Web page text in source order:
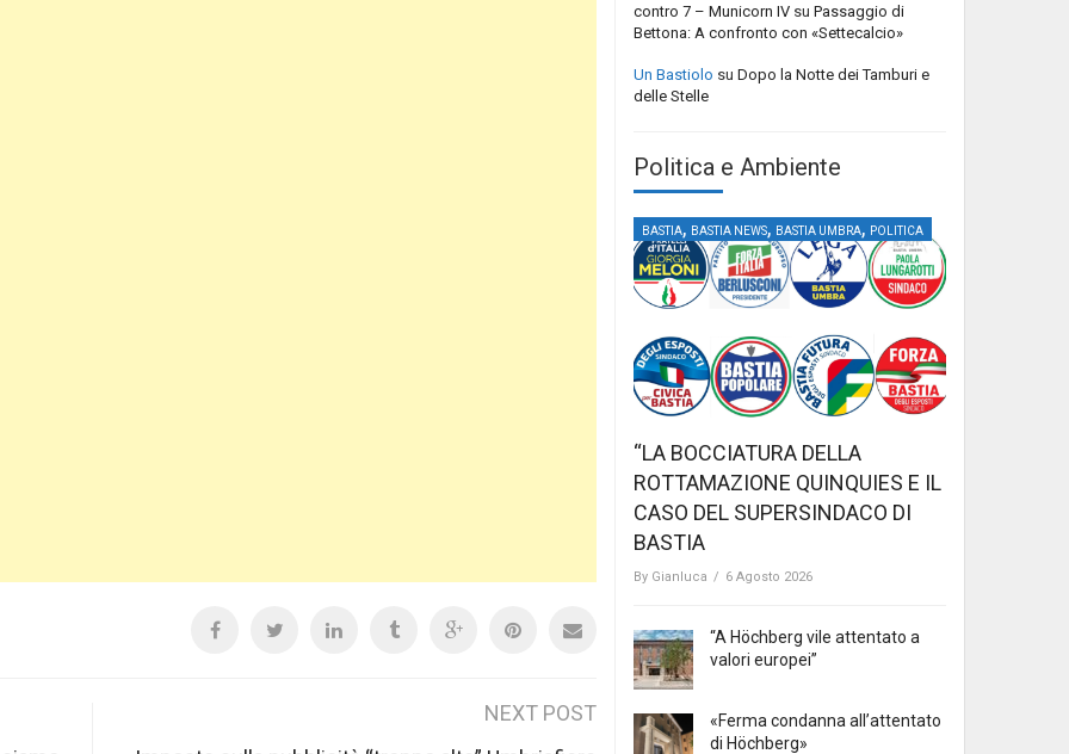
NEXT POST
contro 7 – Municorn IV su Passaggio di
Bettona: A confronto con «Settecalcio»
Un Bastiolo su Dopo la Notte dei Tamburi e
delle Stelle
Politica e Ambiente
BASTIA, BASTIA NEWS, BASTIA UMBRA, POLITICA
“LA BOCCIATURA DELLA
ROTTAMAZIONE QUINQUIES E IL
CASO DEL SUPERSINDACO DI
BASTIA
By Gianluca / 6 Agosto 2026
“A Höchberg vile attentato a
valori europei”
«Ferma condanna all’attentato
di Höchberg»